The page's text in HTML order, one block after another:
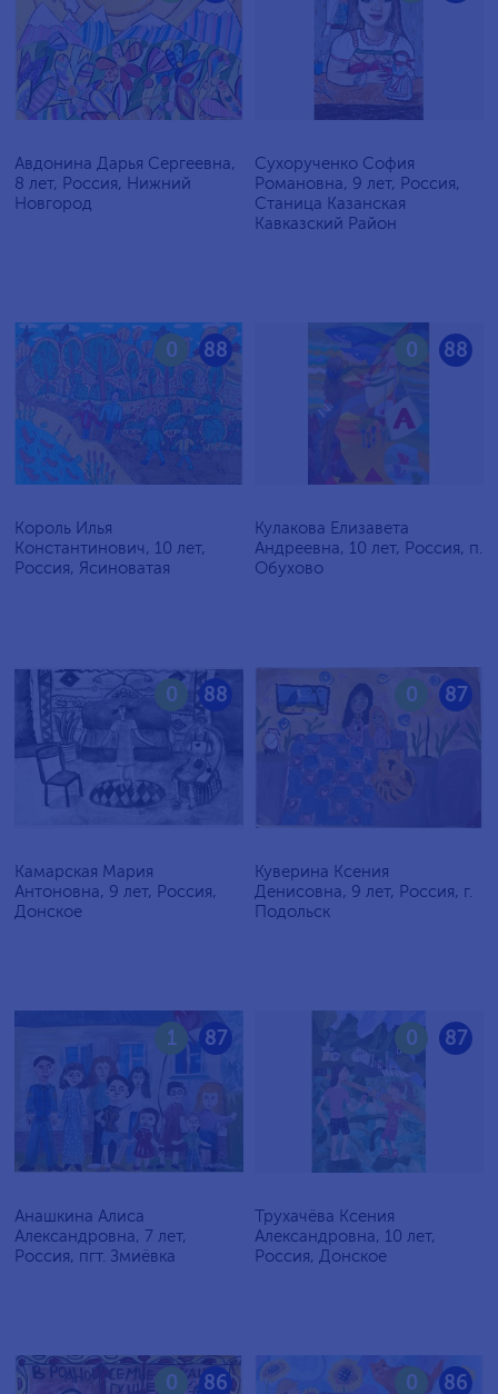
Авдонина Дарья Сергеевна,
8 лет, Россия, Нижний
Новгород
Сухорученко София
Романовна, 9 лет, Россия,
Станица Казанская
Кавказский Район
88
0
Король Илья
Константинович, 10 лет,
Россия, Ясиноватая
88
0
Кулакова Елизавета
Андреевна, 10 лет, Россия, п.
Обухово
88
0
Камарская Мария
Антоновна, 9 лет, Россия,
Донское
87
0
Куверина Ксения
Денисовна, 9 лет, Россия, г.
Подольск
87
1
Анашкина Алиса
Александровна, 7 лет,
Россия, пгт. Змиёвка
87
0
Трухачёва Ксения
Александровна, 10 лет,
Россия, Донское
86
0 86
0